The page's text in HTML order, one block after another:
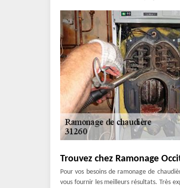
Trouvez chez Ramonage
Pour vos besoins de ramonage de
vous fournir les meilleurs résultats. Très